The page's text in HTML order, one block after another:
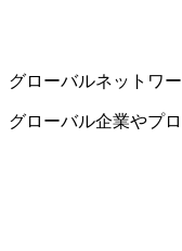
グローバルネットワ
グローバル企業やプ